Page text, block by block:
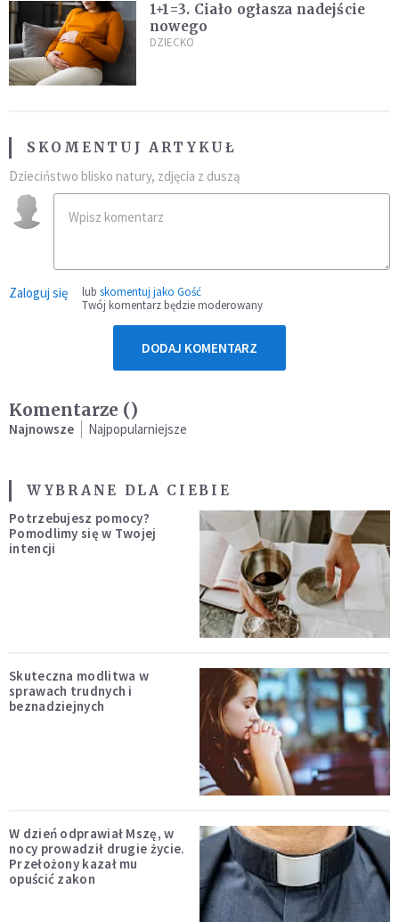
1+1=3. Ciało ogłasza nadejście
nowego
DZIECKO
SKOMENTUJ ARTYKUŁ
Dzieciństwo blisko natury, zdjęcia z duszą
Zaloguj się lub skomentuj jako Gość
Twój komentarz będzie moderowany
DODAJ KOMENTARZ
Komentarze ()
Najnowsze Najpopularniejsze
WYBRANE DLA CIEBIE
Potrzebujesz pomocy?
Pomodlimy się w Twojej
intencji
Skuteczna modlitwa w
sprawach trudnych i
beznadziejnych
W dzień odprawiał Mszę, w
nocy prowadził drugie życie.
Przełożony kazał mu
opuścić zakon